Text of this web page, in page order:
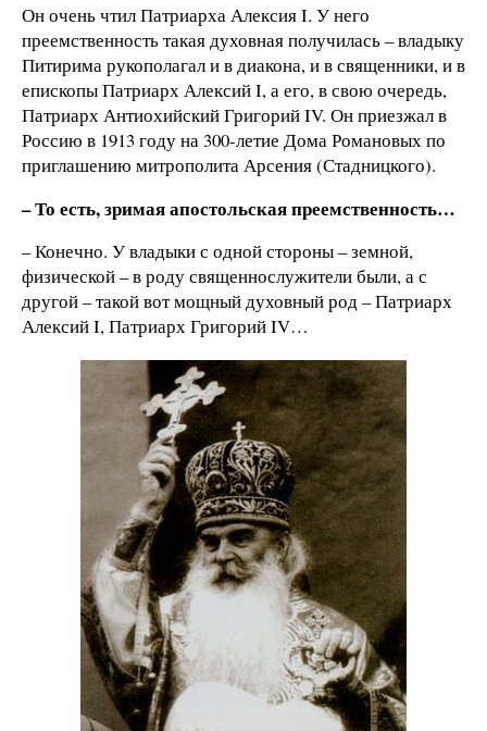
Он очень чтил Патриарха Алексия I. У него
преемственность такая духовная получилась – владыку
Питирима рукополагал и в диакона, и в священники, и в
епископы Патриарх Алексий I, а его, в свою очередь,
Патриарх Антиохийский Григорий IV. Он приезжал в
Россию в 1913 году на 300-летие Дома Романовых по
приглашению митрополита Арсения (Стадницкого).
– То есть, зримая апостольская преемственность…
– Конечно. У владыки с одной стороны – земной,
физической – в роду священнослужители были, а с
другой – такой вот мощный духовный род – Патриарх
Алексий I, Патриарх Григорий IV…